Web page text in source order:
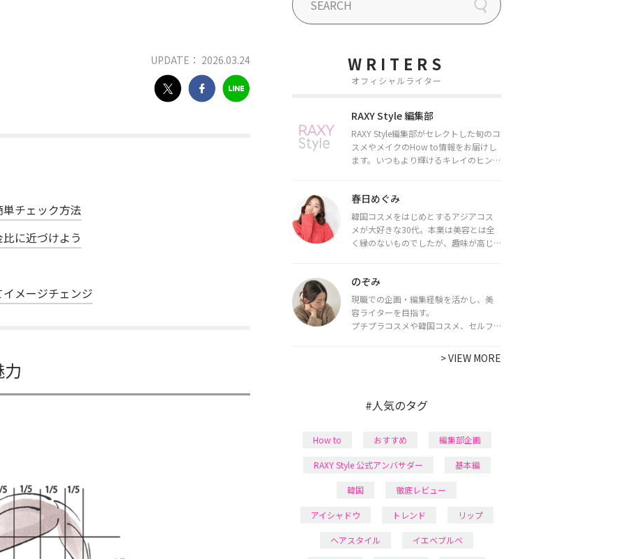
UPDATE： 2026.03.24
チェック方法
に近づけよう
メージチェンジ
WRITERS
オフィシャルライター
RAXY Style 編集部
RAXY Style編集部がセレクトした旬のコ
スメやメイクのHow to情報をお届けし
ます。いつもより輝けるキレイのヒント
春日めぐみ
韓国コスメをはじめとするアジアコス
メが大好きな30代。本業は美容とは全
く縁のないものでしたが、趣味が高じ
ライターとして活動中。
都内で16タイプパーソナルカラー診
断・顔タイプ診断・骨格診断によるイ
メージコンサルティングも行っていま
のぞみ
現職での企画・編集経験を活かし、美
容ライターを目指す。
プチプラコスメや韓国コスメ、セルフ
で最新情報をチェック。家事や育児の合
間に取り入れられる時短美容テクも実
>VIEW MORE
#人気のタグ
How to おすすめ 編集部企画
RAXY Style 公式アンバサダー 基本編
韓国 徹底レビュー
アイシャドウ トレンド リップ
ヘアスタイル イエベブルベ